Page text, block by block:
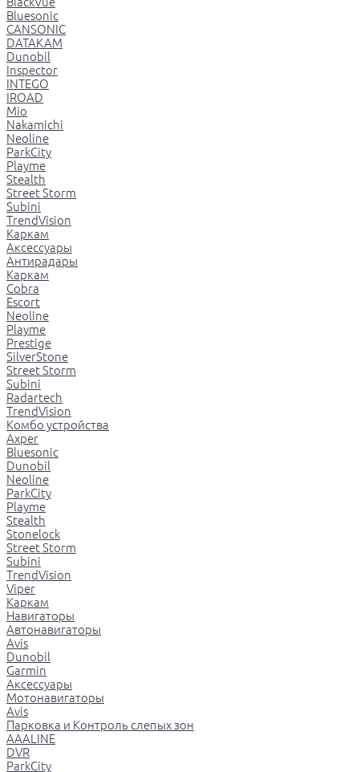
Bluesonic
CANSONIC
DATAKAM
Dunobil
Inspector
INTEGO
IROAD
Mio
Nakamichi
Neoline
ParkCity
Playme
Stealth
Street Storm
Subini
TrendVision
Каркам
Аксессуары
Антирадары
Каркам
Cobra
Escort
Neoline
Playme
Prestige
SilverStone
Street Storm
Subini
Radartech
TrendVision
Комбо устройства
Axper
Bluesonic
Dunobil
Neoline
ParkCity
Playme
Stealth
Stonelock
Street Storm
Subini
TrendVision
Viper
Каркам
Навигаторы
Автонавигаторы
Avis
Dunobil
Garmin
Аксессуары
Мотонавигаторы
Avis
Парковка и Контроль слепых зон
AAALINE
DVR
ParkCity